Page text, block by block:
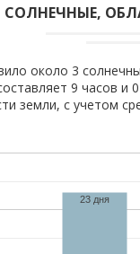
CОЛНЕЧНЫЕ,
около 3
9 часов и
земли, с учетом
23 дня